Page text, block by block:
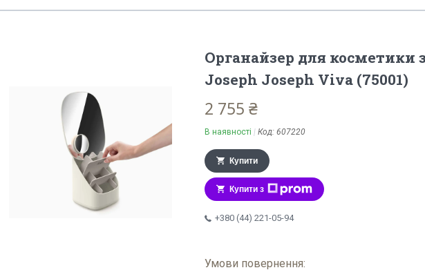
Органайзер для косметики
Joseph Joseph Viva (75001)
2 755 ₴
В наявності Код: 607220
Купити
Купити з
+380 (44) 221-05-94